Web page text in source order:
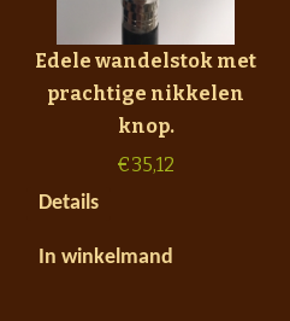
Edele wandelstok met
prachtige nikkelen
knop.
€35,12
Details
In winkelmand